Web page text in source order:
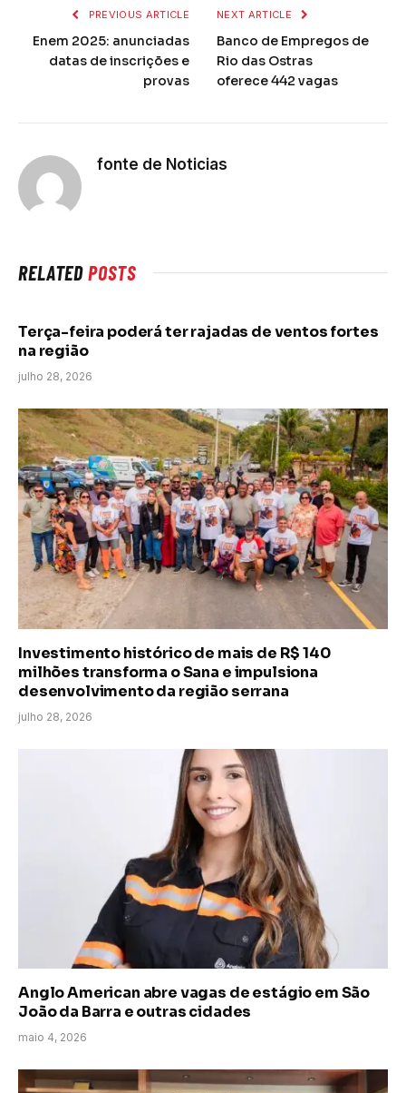
PREVIOUS ARTICLE
Enem 2025: anunciadas
datas de inscrições e
provas
NEXT ARTICLE
Banco de Empregos de
Rio das Ostras
oferece 442 vagas
fonte de Noticias
RELATEDPOSTS
Terça-feira poderá ter rajadas de ventos fortes
na região
julho 28, 2026
Investimento histórico de mais de R$ 140
milhões transforma o Sana e impulsiona
desenvolvimento da região serrana
julho 28, 2026
Anglo American abre vagas de estágio em São
João da Barra e outras cidades
maio 4, 2026